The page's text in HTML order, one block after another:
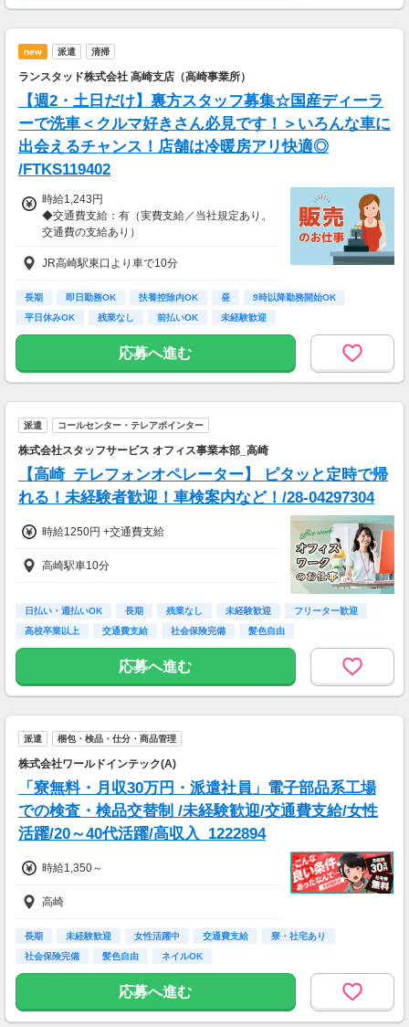
new 派遣 清掃
ランスタッド株式会社 高崎支店（高崎事業所）
【週2・土日だけ】裏方スタッフ募集☆国産ディーラ
ーで洗車＜クルマ好きさん必見です！＞いろんな車に
出会えるチャンス！店舗は冷暖房アリ快適◎
/FTKS119402
時給1,243円
◆交通費支給：有（実費支給／当社規定あり。
交通費の支給あり）
JR高崎駅東口より車で10分
長期 即日勤務OK 扶養控除内OK 昼
9時以降勤務開始OK
平日休みOK
残業なし 前払いOK 未経験歓迎
応募へ進む
派遣 コールセンター・テレアポインター
株式会社スタッフサービス オフィス事業本部_高崎
【高崎_テレフォンオペレーター】 ピタッと定時で帰
れる！未経験者歓迎！車検案内など！/28-04297304
時給1250円 +交通費支給
高崎駅車10分
日払い・週払いOK 長期 残業なし 未経験歓迎
フリーター歓迎
高校卒業以上
交通費支給 社会保険完備 髪色自由
応募へ進む
派遣 梱包・検品・仕分・商品管理
株式会社ワールドインテック(A)
「寮無料・月収30万円・派遣社員」電子部品系工場
での検査・検品交替制 /未経験歓迎/交通費支給/女性
活躍/20～40代活躍/高収入_1222894
時給1,350～
高崎
長期 未経験歓迎 女性活躍中 交通費支給
寮・社宅あり
社会保険完備
髪色自由 ネイルOK
応募へ進む